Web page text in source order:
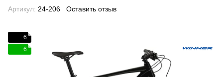
Артикул: 24-206 Оставить отзыв
6
6